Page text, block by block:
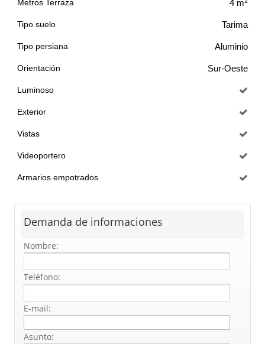
Metros Terraza 4 m
Tipo suelo Tarima
Tipo persiana Aluminio
Orientación Sur-Oeste
Luminoso
Exterior
Vistas
Videoportero
Armarios empotrados
Demanda de informaciones
Nombre:
Teléfono:
E-mail:
Asunto: